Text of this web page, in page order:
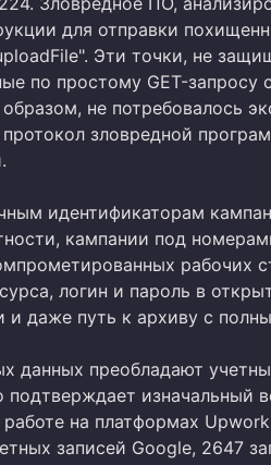
для отправки
Эти точки, не
по простому GET-запросу
не потребовалось
зловредной
идентификаторам
кампании под
рабочих
логин и пароль в
и даже путь к архиву с
данных преобладают
подтверждает изначальный
на платформах
записей Google, 2647